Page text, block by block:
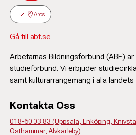
Aros
Gå till abf.se
Arbetarnas Bildningsförbund (ABF)
studieförbund. Vi erbjuder
samt kulturarrangemang i alla landets
Kontakta Oss
018-60 03 83 (Uppsala, Enköping,
Östhammar, Älvkarleby)